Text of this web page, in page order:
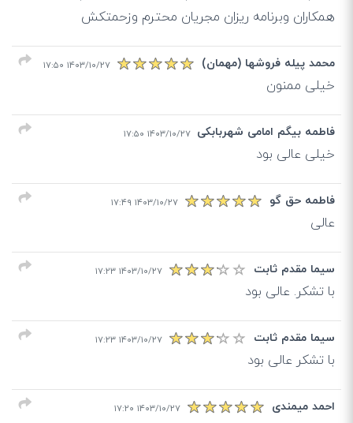
همکاران وبرنامه ریزان مجریان محترم وزحمتکش
محمد پیله فروشها (مهمان) ۱۴۰۳/۱۰/۲۷ ۱۷:۵۰
خیلی ممنون
فاطمه بیگم امامی شهربابکی ۱۴۰۳/۱۰/۲۷ ۱۷:۵۰
خیلی عالی بود
فاطمه حق گو ۱۴۰۳/۱۰/۲۷ ۱۷:۴۹
عالی
سیما مقدم ثابت ۱۴۰۳/۱۰/۲۷ ۱۷:۲۳
با تشکر. عالی بود
سیما مقدم ثابت ۱۴۰۳/۱۰/۲۷ ۱۷:۲۳
با تشکر عالی بود
احمد میمندی ۱۴۰۳/۱۰/۲۷ ۱۷:۲۰